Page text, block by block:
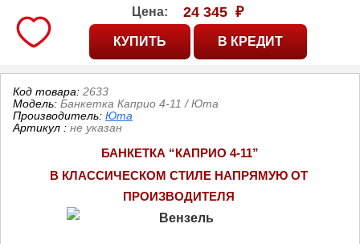
Цена: 24 345 ₽
Код товара: 2633
Модель: Банкетка Каприо 4-11 / Юта
Производитель: Юта
Артикул : не указан
БАНКЕТКА “КАПРИО 4-11”
В КЛАССИЧЕСКОМ СТИЛЕ НАПРЯМУЮ ОТ
ПРОИЗВОДИТЕЛЯ